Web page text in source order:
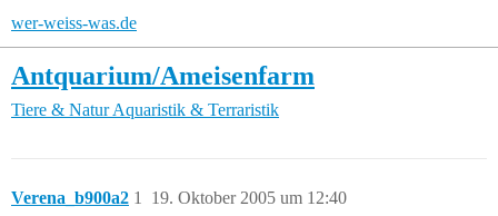
wer-weiss-was.de
Antquarium/Ameisenfarm
Tiere & Natur Aquaristik & Terraristik
Verena_b900a2 19. Oktober 2005 um 12:40
1